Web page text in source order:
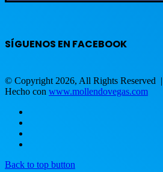
SÍGUENOS EN FACEBOOK
© Copyright 2026, All Rights Reserved |
Hecho con www.mollendovegas.com
Back to top button